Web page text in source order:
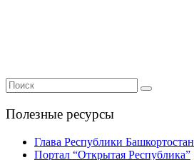
Полезные ресурсы
Глава Республики Башкортостан
Портал “Открытая Республика”